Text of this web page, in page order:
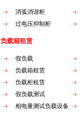
消弧消谐柜
过电压抑制柜
负载箱租赁
假负载
负载箱租赁
负载柜租赁
假负载测试
相电量测试负载设备